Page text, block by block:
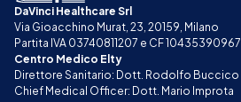
DaVinci Healthcare Srl
Via Gioacchino Murat, 23, 20159, Milano
Partita IVA 03740811207 e CF 10435390967
Centro Medico Elty
Direttore Sanitario: Dott. Rodolfo Buccico
Chief Medical Officer: Dott. Mario Improta